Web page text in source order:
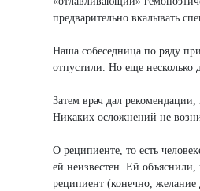
предварительно вкалывать
Наша собеседница по ряду
отпустили. Но еще несколько
Затем врач дал
Никаких осложнений не
О реципиенте, то есть
ей неизвестен. Ей объяснили,
реципиент (конечно, желание